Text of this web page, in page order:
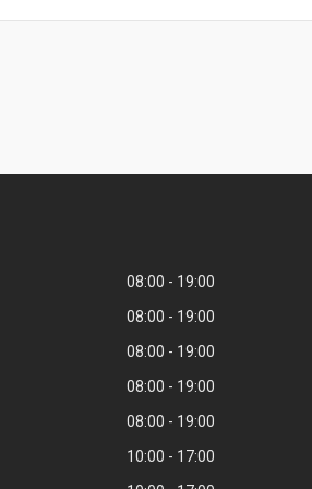
08:00
19:00
08:00
19:00
08:00
19:00
08:00
19:00
08:00
19:00
10:00
17:00